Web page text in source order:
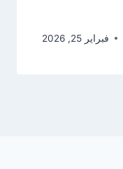
فبراير 25, 2026